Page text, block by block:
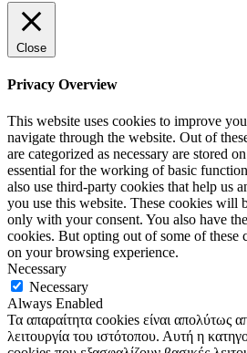
Close
Privacy Overview
This website uses cookies to improve
navigate through the website. Out of
are categorized as necessary are stored
essential for the working of basic
also use third-party cookies that help us
you use this website. These cookies will
only with your consent. You also have
cookies. But opting out of some of these
on your browsing experience.
Necessary
Necessary
Always Enabled
Τα απαραίτητα cookies είναι απολύτως
λειτουργία του ιστότοπου. Αυτή η